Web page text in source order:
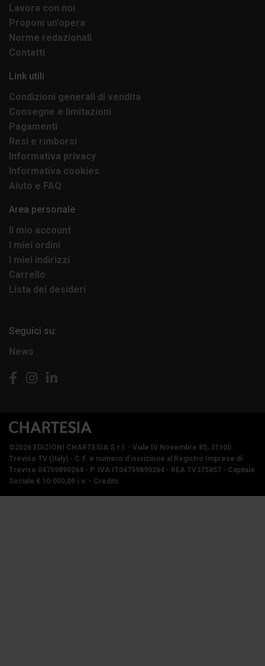
Lavora con noi
Proponi un’opera
Norme redazionali
Contatti
Link utili
Condizioni generali di vendita
Consegne e limitazioni
Pagamenti
Resi e rimborsi
Informativa privacy
Informativa cookies
Aiuto e FAQ
Area personale
Il mio account
I miei ordini
I miei indirizzi
Carrello
Lista dei desideri
Seguici su:
News
©2026 EDIZIONI CHARTESIA S.r.l. - Viale IV Novembre 85, 31100
Treviso TV (Italy) - C.F. e numero d'iscrizione al Registro Imprese di
Treviso 04759890264 - P. IVA IT04759890264 - REA TV375857 - Capitale
Sociale € 10.000,00 i.v. - Credits